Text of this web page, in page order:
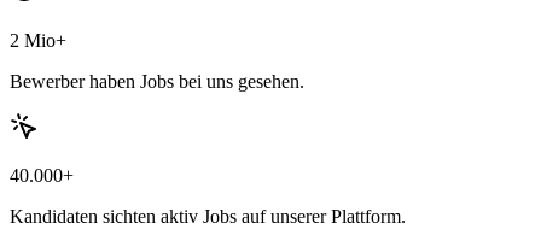
2 Mio+
Bewerber haben Jobs bei uns gesehen.
40.000+
Kandidaten sichten aktiv Jobs auf unserer Plattform.